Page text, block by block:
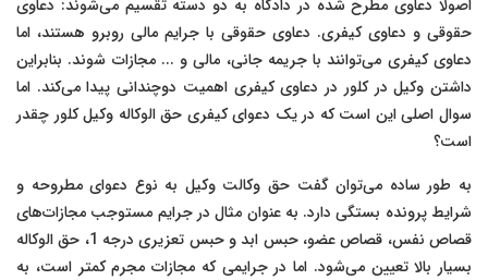
اصولا دعاوی مطرح شده در دادگاه به دو دسته تقسیم می‌شوند: دعاوی
حقوقی و دعاوی کیفری. دعاوی حقوقی با جرایم مالی روبرو هستند، اما
دعاوی کیفری می‌توانند با جریمه جانی، مالی و ... مجازات شوند. بنابراین
داشتن وکیل در کلور در دعاوی کیفری اهمیت دوچندانی پیدا می‌کند. اما
سوال اصلی این است که در یک دعوای کیفری حق الوکاله وکیل کلور چقدر
است؟
به طور ساده می‌توان گفت حق وکالت وکیل به نوع دعوای مطروحه و
شرایط پرونده بستگی دارد. به عنوان مثال در جرایم مستوجب مجازات‌های
قصاص نفس، قصاص عضو، حبس ابد و حبس تعزیری درجه 1، حق الوکاله
بسیار بالا تعیین می‌شود. اما در جرایمی که مجازات مجرم کمتر است، به